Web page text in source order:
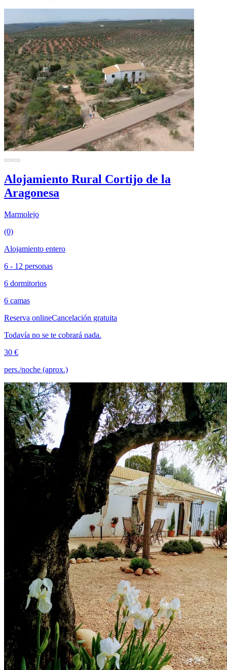
Alojamiento Rural Cortijo de la
Aragonesa
Marmolejo
(0)
Alojamiento entero
6 - 12 personas
6 dormitorios
6 camas
Reserva onlineCancelación gratuita
Todavía no se te cobrará nada.
30 €
pers./noche (aprox.)